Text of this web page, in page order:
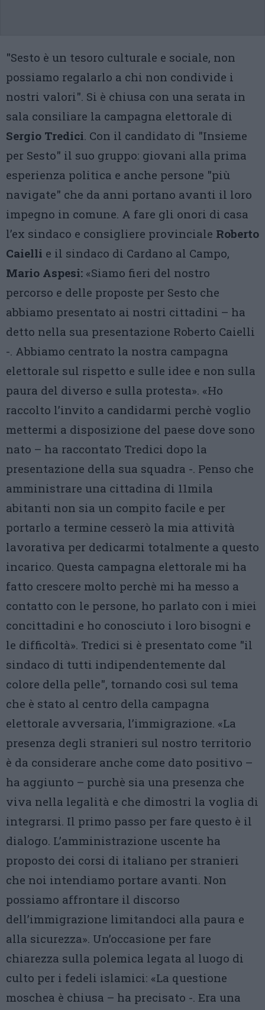
"Sesto è un tesoro culturale e sociale, non
possiamo regalarlo a chi non condivide i
nostri valori". Si è chiusa con una serata in
sala consiliare la campagna elettorale di
Sergio Tredici. Con il candidato di "Insieme
per Sesto" il suo gruppo: giovani alla prima
esperienza politica e anche persone "più
navigate" che da anni portano avanti il loro
impegno in comune. A fare gli onori di casa
l’ex sindaco e consigliere provinciale Roberto
Caielli e il sindaco di Cardano al Campo,
Mario Aspesi: «Siamo fieri del nostro
percorso e delle proposte per Sesto che
abbiamo presentato ai nostri cittadini – ha
detto nella sua presentazione Roberto Caielli
-. Abbiamo centrato la nostra campagna
elettorale sul rispetto e sulle idee e non sulla
paura del diverso e sulla protesta». «Ho
raccolto l’invito a candidarmi perchè voglio
mettermi a disposizione del paese dove sono
nato – ha raccontato Tredici dopo la
presentazione della sua squadra -. Penso che
amministrare una cittadina di 11mila
abitanti non sia un compito facile e per
portarlo a termine cesserò la mia attività
lavorativa per dedicarmi totalmente a questo
incarico. Questa campagna elettorale mi ha
fatto crescere molto perchè mi ha messo a
contatto con le persone, ho parlato con i miei
concittadini e ho conosciuto i loro bisogni e
le difficoltà». Tredici si è presentato come "il
sindaco di tutti indipendentemente dal
colore della pelle", tornando così sul tema
che è stato al centro della campagna
elettorale avversaria, l’immigrazione. «La
presenza degli stranieri sul nostro territorio
è da considerare anche come dato positivo –
ha aggiunto – purchè sia una presenza che
viva nella legalità e che dimostri la voglia di
integrarsi. Il primo passo per fare questo è il
dialogo. L’amministrazione uscente ha
proposto dei corsi di italiano per stranieri
che noi intendiamo portare avanti. Non
possiamo affrontare il discorso
dell’immigrazione limitandoci alla paura e
alla sicurezza». Un’occasione per fare
chiarezza sulla polemica legata al luogo di
culto per i fedeli islamici: «La questione
moschea è chiusa – ha precisato -. Era una